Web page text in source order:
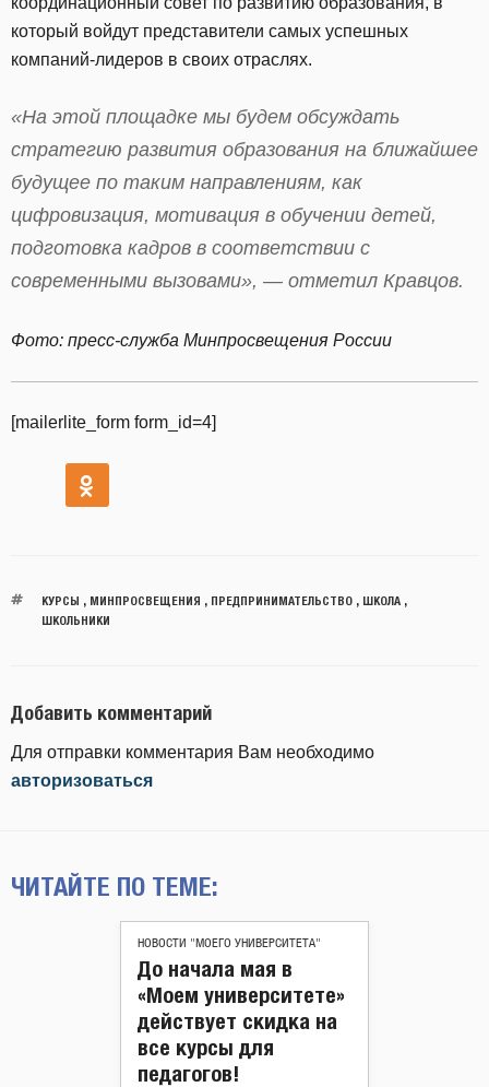
который войдут представители самых успешных
компаний-лидеров в своих отраслях.
«На этой площадке мы будем обсуждать
стратегию развития образования на ближайшее
будущее по таким направлениям, как
цифровизация, мотивация в обучении детей,
подготовка кадров в соответствии с
современными вызовами», — отметил Кравцов.
Фото: пресс-служба Минпросвещения России
[mailerlite_form form_id=4]
КУРСЫ , МИНПРОСВЕЩЕНИЯ , ПРЕДПРИНИМАТЕЛЬСТВО, ШКОЛА,
ШКОЛЬНИКИ
Добавить комментарий
Для отправки комментария Вам необходимо
авторизоваться
ЧИТАЙТЕ ПО ТЕМЕ:
НОВОСТИ "МОЕГО УНИВЕРСИТЕТА"
До начала мая в
«Моем университете»
действует скидка на
все курсы для
педагогов!